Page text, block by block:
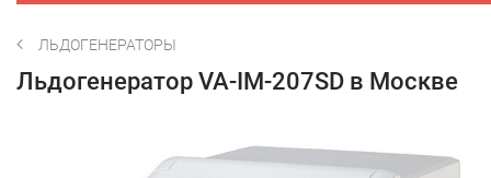
ЛЬДОГЕНЕРАТОРЫ
Льдогенератор VA-IM-207SD в Москве